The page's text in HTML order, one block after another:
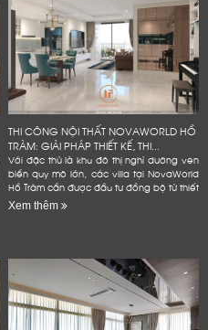
THI CÔNG NỘI THẤT NOVAWORLD HỒ
TRÀM: GIẢI PHÁP THIẾT KẾ, THI...
Với đặc thù là khu đô thị nghỉ dưỡng ven
biển quy mô lớn, các villa tại NovaWorld
Hồ Tràm cần được đầu tư đồng bộ từ thiết
kế nội thất, thi công hoàn thiện đến
Xem thêm